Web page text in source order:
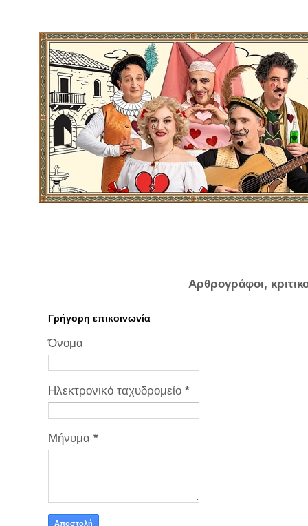
Αρθρογράφοι,
Γρήγορη επικοινωνία
Όνομα
Ηλεκτρονικό ταχυδρομείο *
Μήνυμα *